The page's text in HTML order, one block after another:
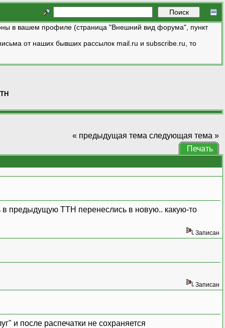
в вашем профиле (страница "Внешний вид форума", пункт
от наших бывших рассылок mail.ru и subscribe.ru, то
« предыдущая тема следующая тема »
Печать
предыдущую ТТН перенеслись в новую.. какую-то
Записан
Записан
и после распечатки не сохраняется